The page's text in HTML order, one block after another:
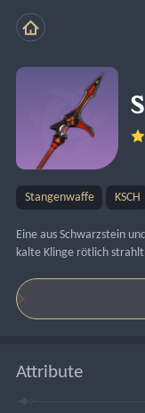
Stangenwaffe KSCH
Eine aus Schwarzstein
kalte Klinge rötlich
Attribute